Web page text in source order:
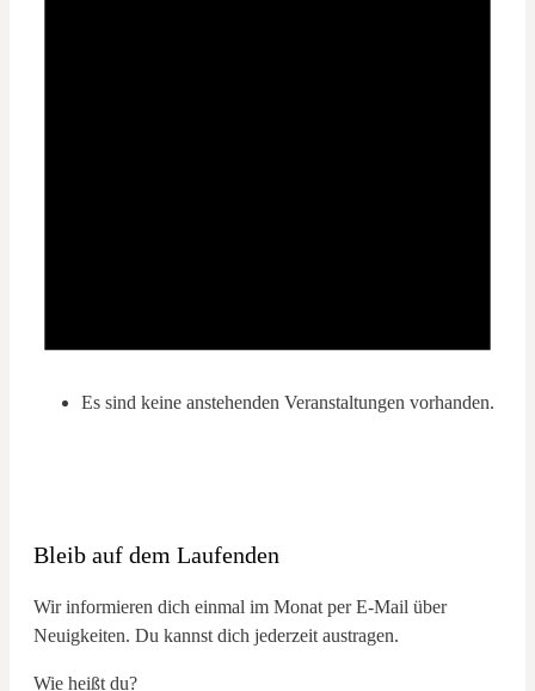
Es sind keine anstehenden Veranstaltungen vorhanden.
Bleib auf dem Laufenden
Wir informieren dich einmal im Monat per E-Mail über
Neuigkeiten. Du kannst dich jederzeit austragen.
Wie heißt du?